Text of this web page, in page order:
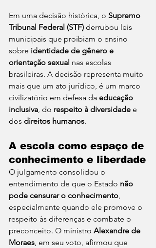
Em uma decisão histórica, o Supremo
Tribunal Federal (STF) derrubou leis
municipais que proibiam o ensino
sobre identidade de gênero e
orientação sexual nas escolas
brasileiras. A decisão representa muito
mais que um ato jurídico, é um marco
civilizatório em defesa da educação
inclusiva, do respeito à diversidade e
dos direitos humanos.
A escola como espaço de
conhecimento e liberdade
O julgamento consolidou o
entendimento de que o Estado não
pode censurar o conhecimento,
especialmente quando ele promove o
respeito às diferenças e combate o
preconceito. O ministro Alexandre de
Moraes, em seu voto, afirmou que